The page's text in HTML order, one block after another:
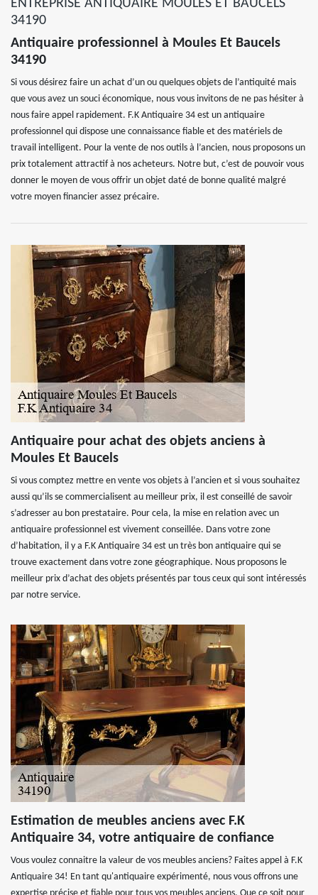
ENTREPRISE ANTIQUAIRE MOULES ET BAUCELS
34190
Antiquaire professionnel à Moules Et Baucels
34190
Si vous désirez faire un achat d’un ou quelques objets de l’antiquité mais
que vous avez un souci économique, nous vous invitons de ne pas hésiter à
nous faire appel rapidement. F.K Antiquaire 34 est un antiquaire
professionnel qui dispose une connaissance fiable et des matériels de
travail intelligent. Pour la vente de nos outils à l’ancien, nous proposons un
prix totalement attractif à nos acheteurs. Notre but, c’est de pouvoir vous
donner le moyen de vous offrir un objet daté de bonne qualité malgré
votre moyen financier assez précaire.
Antiquaire pour achat des objets anciens à
Moules Et Baucels
Si vous comptez mettre en vente vos objets à l’ancien et si vous souhaitez
aussi qu’ils se commercialisent au meilleur prix, il est conseillé de savoir
s’adresser au bon prestataire. Pour cela, la mise en relation avec un
antiquaire professionnel est vivement conseillée. Dans votre zone
d’habitation, il y a F.K Antiquaire 34 est un très bon antiquaire qui se
trouve exactement dans votre zone géographique. Nous proposons le
meilleur prix d’achat des objets présentés par tous ceux qui sont intéressés
par notre service.
Estimation de meubles anciens avec F.K
Antiquaire 34, votre antiquaire de confiance
Vous voulez connaitre la valeur de vos meubles anciens? Faites appel à F.K
Antiquaire 34! En tant qu'antiquaire expérimenté, nous vous offrons une